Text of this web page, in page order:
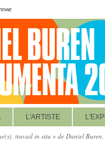
L'ARTISTE
travail in situ » de Daniel